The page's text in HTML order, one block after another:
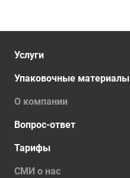
Услуги
Упаковочные материалы
О компании
Вопрос-ответ
Тарифы
СМИ о нас